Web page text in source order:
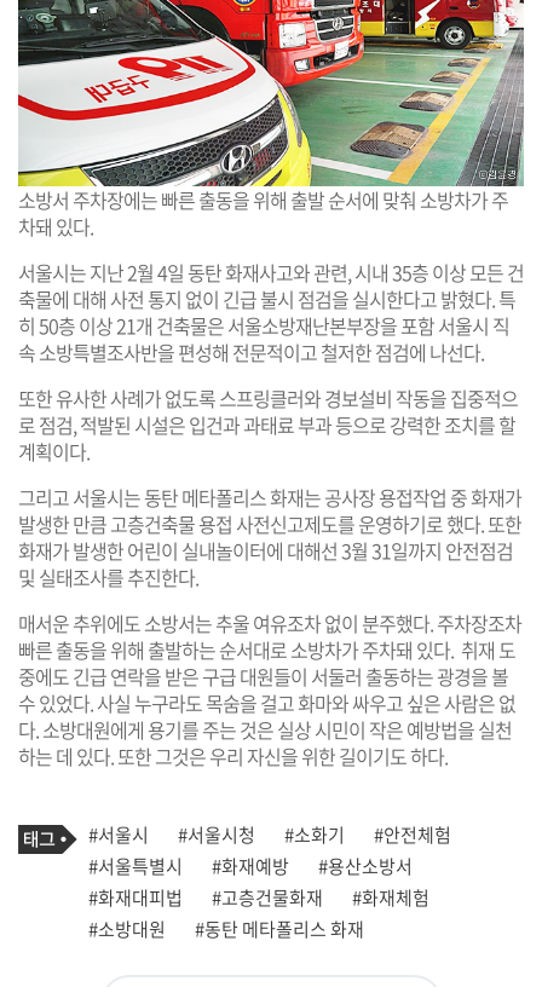
소방서 주차장에는 빠른 출동을 위해 출발 순서에 맞춰 소방차가 주
차돼 있다.
서울시는 지난 2월 4일 동탄 화재사고와 관련, 시내 35층 이상 모든 건
축물에 대해 사전 통지 없이 긴급 불시 점검을 실시한다고 밝혔다. 특
히 50층 이상 21개 건축물은 서울소방재난본부장을 포함 서울시 직
속 소방특별조사반을 편성해 전문적이고 철저한 점검에 나선다.
또한 유사한 사례가 없도록 스프링클러와 경보설비 작동을 집중적으
로 점검, 적발된 시설은 입건과 과태료 부과 등으로 강력한 조치를 할
계획이다.
그리고 서울시는 동탄 메타폴리스 화재는 공사장 용접작업 중 화재가
발생한 만큼 고층건축물 용접 사전신고제도를 운영하기로 했다. 또한
화재가 발생한 어린이 실내놀이터에 대해선 3월 31일까지 안전점검
및 실태조사를 추진한다.
매서운 추위에도 소방서는 추울 여유조차 없이 분주했다. 주차장조차
빠른 출동을 위해 출발하는 순서대로 소방차가 주차돼 있다. 취재 도
중에도 긴급 연락을 받은 구급 대원들이 서둘러 출동하는 광경을 볼
수 있었다. 사실 누구라도 목숨을 걸고 화마와 싸우고 싶은 사람은 없
다. 소방대원에게 용기를 주는 것은 실상 시민이 작은 예방법을 실천
하는 데 있다. 또한 그것은 우리 자신을 위한 길이기도 하다.
기
사
관
련
태
그
태
그
#서울시 #서울시청 #소화기
#안전체험
#서울특별시
#화재예방
#용산소방서
#화재대피법
#고층건물화재
#화재체험
#소방대원
#동탄 메타폴리스 화재